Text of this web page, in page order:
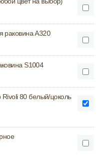
раковина А320
S1004
80 белый/цоколь